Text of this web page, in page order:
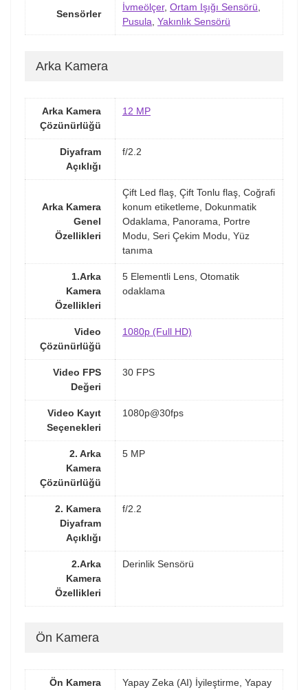
Sensörler
İvmeölçer, Ortam Işığı Sensörü
Pusula Yakınlık Sensörü
Arka Kamera
Arka Kamera
Çözünürlüğü
12 MP
Diyafram
Açıklığı
f/2.2
Arka Kamera
Genel
Özellikleri
Çift Led flaş, Çift Tonlu flaş, Coğrafi
konum etiketleme, Dokunmatik
Odaklama, Panorama, Portre
Modu, Seri Çekim Modu, Yüz
tanıma
1.Arka
Kamera
Özellikleri
5 Elementli Lens, Otomatik
odaklama
Video
Çözünürlüğü
1080p (Full HD)
Video FPS
Değeri
30 FPS
Video Kayıt
Seçenekleri
1080p@30fps
2. Arka
Kamera
Çözünürlüğü
5 MP
2. Kamera
Diyafram
Açıklığı
f/2.2
2.Arka
Kamera
Özellikleri
Derinlik Sensörü
Ön Kamera
Ön Kamera
Yapay Zeka (AI) İyileştirme, Yapay